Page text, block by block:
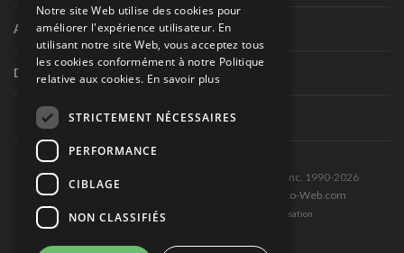
Autres séries nationales
Divers
Tous droits réservés © Les Éditions Pole-Position inc. 1990-2026
Ce site est produit et hébergé par Montréal-Photo-Web.com
Politique de confidentialité et Conditions d’utilisation
Notre site Web utilise des cookies pour
améliorer l'expérience utilisateur. En
utilisant notre site Web, vous acceptez tous
les cookies conformément à notre Politique
relative aux cookies. En savoir plus
STRICTEMENT NÉCESSAIRES
PERFORMANCE
CIBLAGE
NON CLASSIFIÉS